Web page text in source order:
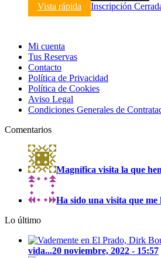
Vista rápida Inscripción
Mi cuenta
Tus Reservas
Contacto
Política de Privacidad
Política de Cookies
Aviso Legal
Condiciones Generales de
Comentarios
Magnífica visita la que
Ha sido una visita que
Lo último
vida...20 noviembre, 2022 - 15:57